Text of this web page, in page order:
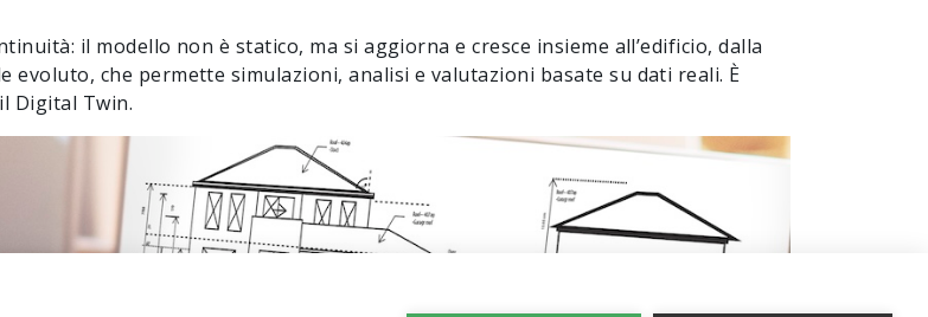
il modello non è statico, ma si aggiorna e cresce insieme all’edificio, dalla
che permette simulazioni, analisi e valutazioni basate su dati reali. È
Digital Twin.